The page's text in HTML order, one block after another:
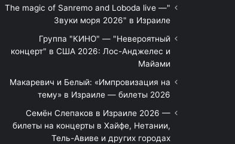
"The magic of Sanremo and Loboda live —
Звуки моря 2026" в Израиле
Группа "КИНО" — "Невероятный
концерт" в США 2026: Лос-Анджелес и
Майами
Макаревич и Белый: «Импровизация на
тему» в Израиле — билеты 2026
Семён Слепаков в Израиле 2026 —
билеты на концерты в Хайфе, Нетании,
Тель-Авиве и других городах